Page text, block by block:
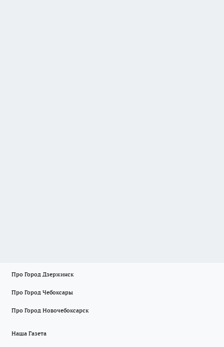
Про Город Дзержинск
Про Город Чебоксары
Про Город Новочебоксарск
Наша Газета